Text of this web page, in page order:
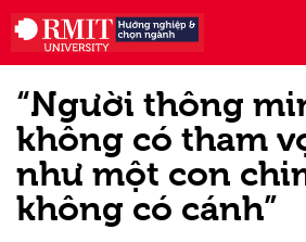
“Người thông
không có tham
như một con
không có cánh”